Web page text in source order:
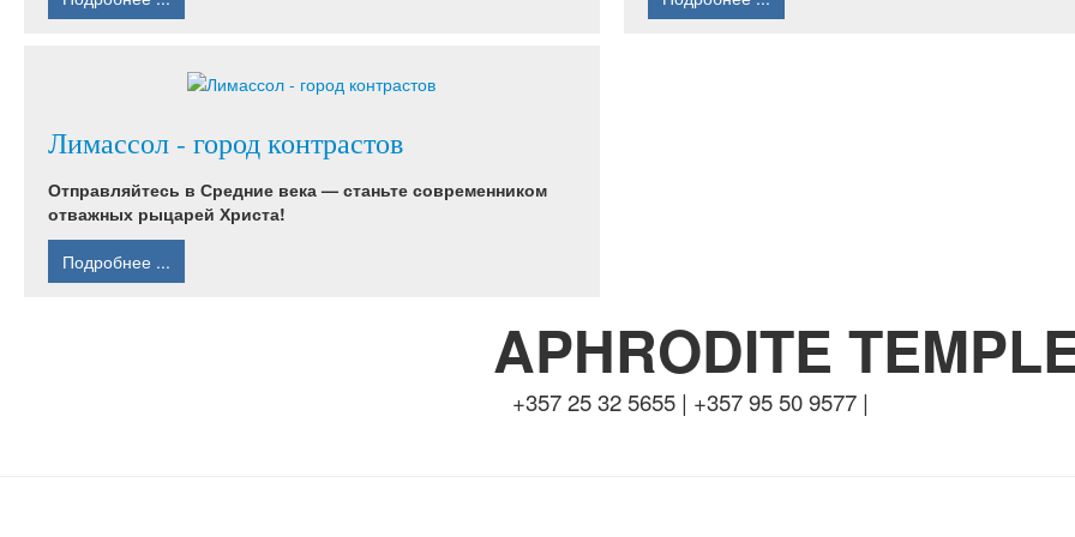
Лимассол - город контрастов
Отправляйтесь в Средние века — станьте современником
отважных рыцарей Христа!
Подробнее ...
APHRODITE
+357 25 32 5655 | +357 95 50 9577 |